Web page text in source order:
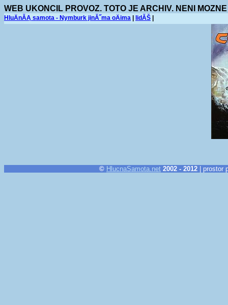
WEB UKONCIL PROVOZ. TOTO JE ARCHIV. NENI
HluÄnĂĄ samota - Nymburk jinĂ˝ma oÄima lidĂŠ
© HlucnaSamota.net 2002 - 2012 | prostor